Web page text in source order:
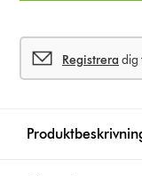
Registrera dig